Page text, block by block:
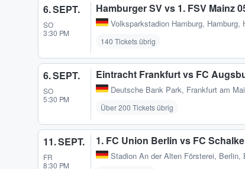
6. SEPT.
SO
3:30 PM
Hamburger SV vs 1. FSV Mainz
Volksparkstadion Hamburg, Hamburg,
140 Tickets übrig
6. SEPT.
SO
5:30 PM
Eintracht Frankfurt vs FC
Deutsche Bank Park, Frankfurt am
Über 200 Tickets übrig
11. SEPT.
FR
8:30 PM
1. FC Union Berlin vs FC
Stadion An der Alten Försterei, Berlin,